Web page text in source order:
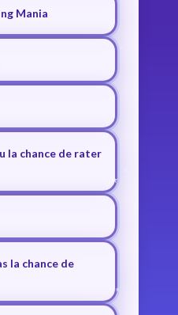
Mania
la chance de rater
la chance de